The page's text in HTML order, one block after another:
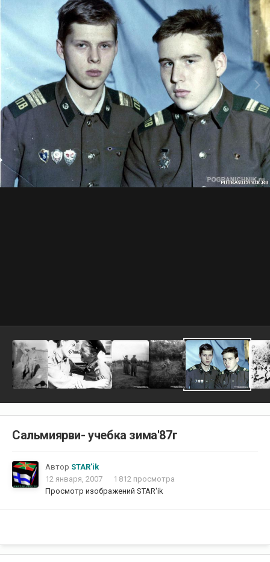
Сальмиярви- учебка зима'87г
Автор STAR'ik
12 января, 2007
1 812 просмотра
Просмотр изображений STAR'ik